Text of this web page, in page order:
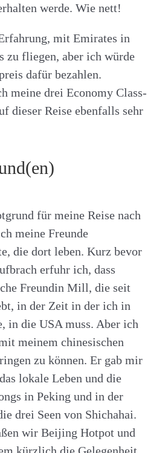
werde. Wie nett!
mit Emirates in
zu fliegen, aber ich würde
dafür bezahlen.
meine drei Economy Class-
dieser Reise ebenfalls sehr
für meine Reise nach
meine Freunde
die dort leben. Kurz bevor
erfuhr ich, dass
Freundin Mill, die seit
in der Zeit in der ich in
in die USA muss. Aber ich
meinem chinesischen
zu können. Er gab mir
lokale Leben und die
in Peking und in der
drei Seen von Shichahai.
wir Beijing Hotpot und